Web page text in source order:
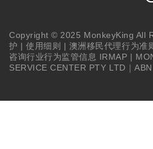
Copyright © 2025 MonkeyKing All
护 |使用细则 | 澳洲移民代理行为
咨询行业行为监管信息 IRMAP |
SERVICE CENTER PTY LTD｜